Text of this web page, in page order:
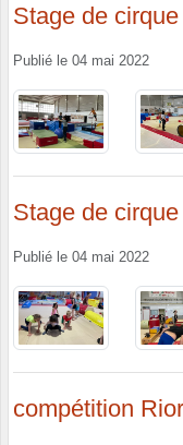
Stage de
Publié le 04 mai 2022
Stage de
Publié le 04 mai 2022
compétition